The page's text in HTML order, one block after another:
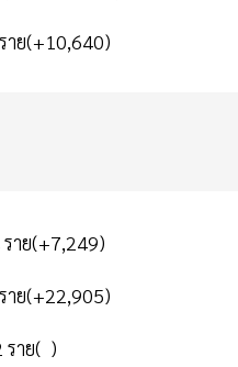
าย(+10,640)
าย(+7,249)
าย(+22,905)
ราย( )